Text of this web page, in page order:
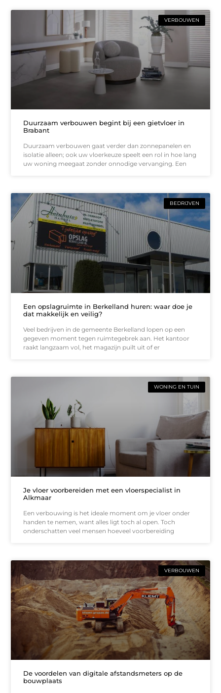
VERBOUWEN
Duurzaam verbouwen begint bij een gietvloer in
Brabant
Duurzaam verbouwen gaat verder dan zonnepanelen en
isolatie alleen; ook uw vloerkeuze speelt een rol in hoe lang
uw woning meegaat zonder onnodige vervanging. Een
BEDRIJVEN
Een opslagruimte in Berkelland huren: waar doe je
dat makkelijk en veilig?
Veel bedrijven in de gemeente Berkelland lopen op een
gegeven moment tegen ruimtegebrek aan. Het kantoor
raakt langzaam vol, het magazijn puilt uit of er
WONING EN TUIN
Je vloer voorbereiden met een vloerspecialist in
Alkmaar
Een verbouwing is het ideale moment om je vloer onder
handen te nemen, want alles ligt toch al open. Toch
onderschatten veel mensen hoeveel voorbereiding
VERBOUWEN
De voordelen van digitale afstandsmeters op de
bouwplaats